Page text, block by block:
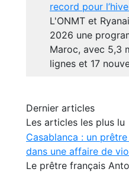
record pour
L'ONMT et
2026 une
Maroc, avec 5,3
lignes et 17
Dernier articles
Les articles les plus lu
Casablanca : un
dans une affaire de
Le prêtre français